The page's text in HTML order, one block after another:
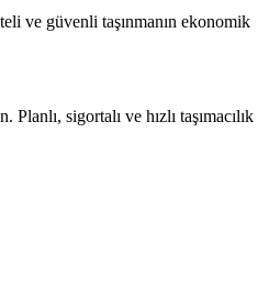
ve güvenli taşınmanın ekonomik
Planlı, sigortalı ve hızlı taşımacılık